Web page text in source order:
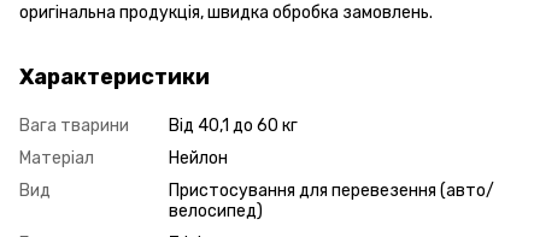
оригінальна продукція, швидка обробка замовлень.
Характеристики
Вага тварини
Від 40,1 до 60 кг
Матеріал
Нейлон
Вид
Пристосування для перевезення (авто/
велосипед)